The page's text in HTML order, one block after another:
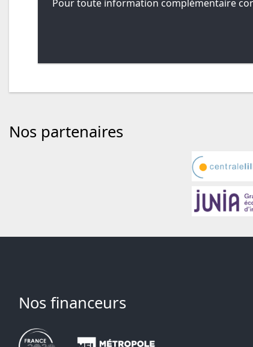
Pour toute information complémentaire
Nos partenaires
Nos financeurs